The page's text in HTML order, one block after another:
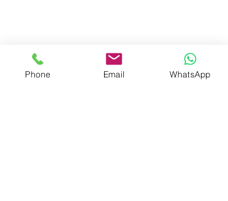
Phone Email WhatsApp